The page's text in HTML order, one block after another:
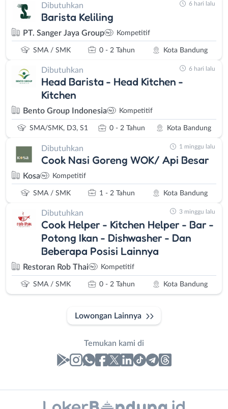
Dibutuhkan
Barista Keliling
PT. Sanger Jaya Group Kompetitif
SMA / SMK 0 - 2 Tahun Kota Bandung
6 hari lalu
Dibutuhkan
Head Barista - Head Kitchen -
Kitchen
Bento Group Indonesia Kompetitif
SMA/SMK, D3, S1 0 - 2 Tahun Kota Bandung
6 hari lalu
Dibutuhkan
Cook Nasi Goreng WOK/ Api Besar
Kosa Kompetitif
SMA / SMK 1 - 2 Tahun Kota Bandung
1 minggu lalu
Dibutuhkan
Cook Helper - Kitchen Helper - Bar -
Potong Ikan - Dishwasher - Dan
Beberapa Posisi Lainnya
Restoran Rob Thai Kompetitif
SMA / SMK 0 - 2 Tahun Kota Bandung
3 minggu lalu
Lowongan Lainnya
Temukan kami di